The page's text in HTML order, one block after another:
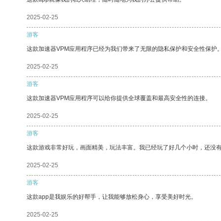
2025-02-25
游客
这款加速器VPM应用程序已经为我们带来了无限的隐私保护和安全性保护。
2025-02-25
游客
这款加速器VPM应用程序可以给你提供全球覆盖和最高安全性的连接。
2025-02-25
游客
这款游戏非常好玩，画面精美，玩法丰富。我已经玩了好几个小时，还没有
2025-02-25
游客
这款app是我娱乐的好帮手，让我能够放松身心，享受美好时光。
2025-02-25